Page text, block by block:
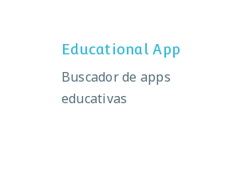
Educational App
Buscador de apps
educativas